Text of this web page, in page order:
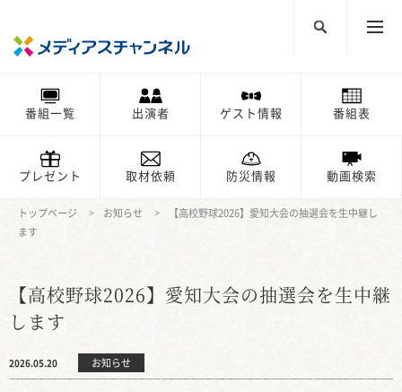
番組一覧 出演者 ゲスト情報 番組表
プレゼント 取材依頼 防災情報 動画検索
トップページ お知らせ
【高校野球2026】愛知大会の抽選会を生中継し
ます
【高校野球2026】愛知大会の抽選会を生中継
します
2026.05.20 お知らせ